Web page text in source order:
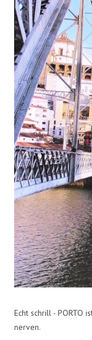
Echt schrill - PORTO
nerven.